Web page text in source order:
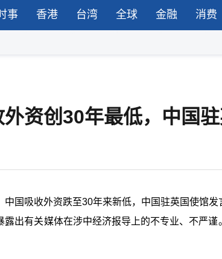
事 香港 台湾 全球 金融 消费
资创30年最低，中国
中国吸收外资跌至30年来新低，中国驻英国使馆
露出有关媒体在涉中经济报导上的不专业、不严